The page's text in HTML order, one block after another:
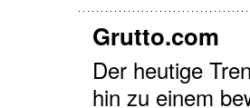
Grutto.com
Der heutige
hin zu einem